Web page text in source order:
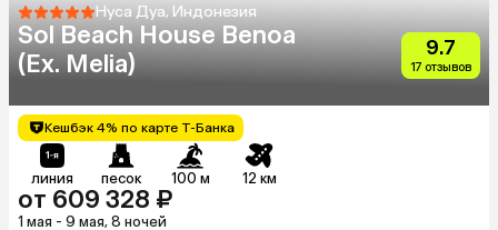
Нуса Дуа, Индонезия
Sol Beach House Benoa
(Ex. Melia)
9.7
17 отзывов
Кешбэк 4% по карте Т-Банка
линия песок 100 м 12 км
от 609 328 ₽
1 мая - 9 мая, 8 ночей